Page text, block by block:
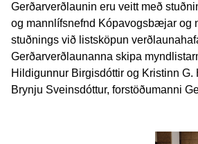
Gerðarverðlaunin eru veitt með
og mannlífsnefnd Kópavogsbæjar og
stuðnings við listsköpun
Gerðarverðlaunanna skipa
Hildigunnur Birgisdóttir og Kristinn G.
Brynju Sveinsdóttur, forstöðumanni